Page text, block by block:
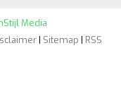
Media
| Sitemap | RSS